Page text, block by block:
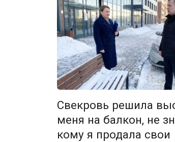
Свекровь решила
меня на балкон, не
кому я продала свои